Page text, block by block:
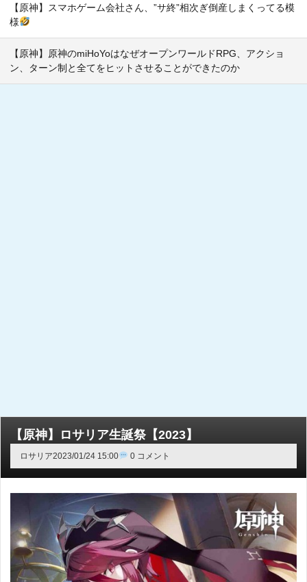
【原神】スマホゲーム会社さん、”サ終”相次ぎ倒産しまくってる模
様
【原神】原神のmiHoYoはなぜオープンワールドRPG、アクショ
ン、ターン制と全てをヒットさせることができたのか
【原神】ロサリア生誕祭【2023】
ロサリア2023/01/24 15:00 0 コメント